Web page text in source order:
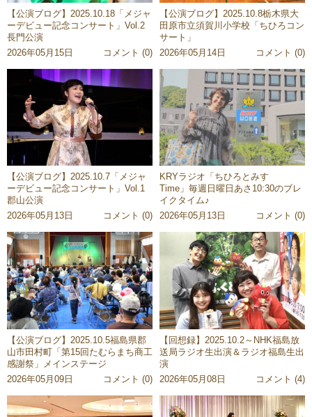
【公演ブログ】2025.10.18「メジャ
ーデビュー記念コンサート」Vol.2
長門公演
2026年05月15日
コメント (0)
【公演ブログ】2025.10.8栃木県大
田原市立須賀川小学校「ちひろコン
サート」
2026年05月14日
コメント (0)
【公演ブログ】2025.10.7「メジャ
ーデビュー記念コンサート」Vol.1
郡山公演
2026年05月13日
コメント (0)
KRYラジオ「ちひろとみすゞ
Time」毎週日曜日あさ10:30のブレ
イクタイム♪
2026年05月13日
コメント (0)
【公演ブログ】2025.10.5福島県郡
山市田村町「第15回たむらまち商工
感謝祭」メインステージ
2026年05月09日
コメント (0)
【回想録】2025.10.2～NHK福島放
送局ラジオ生出演＆ラジオ福島生出
演
2026年05月08日
コメント (4)